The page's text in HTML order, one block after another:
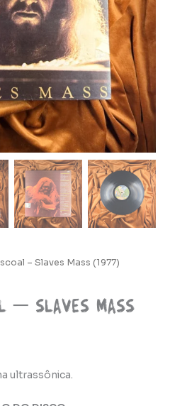
– Slaves Mass (1977)
– Slaves Mass
ultrassônica.